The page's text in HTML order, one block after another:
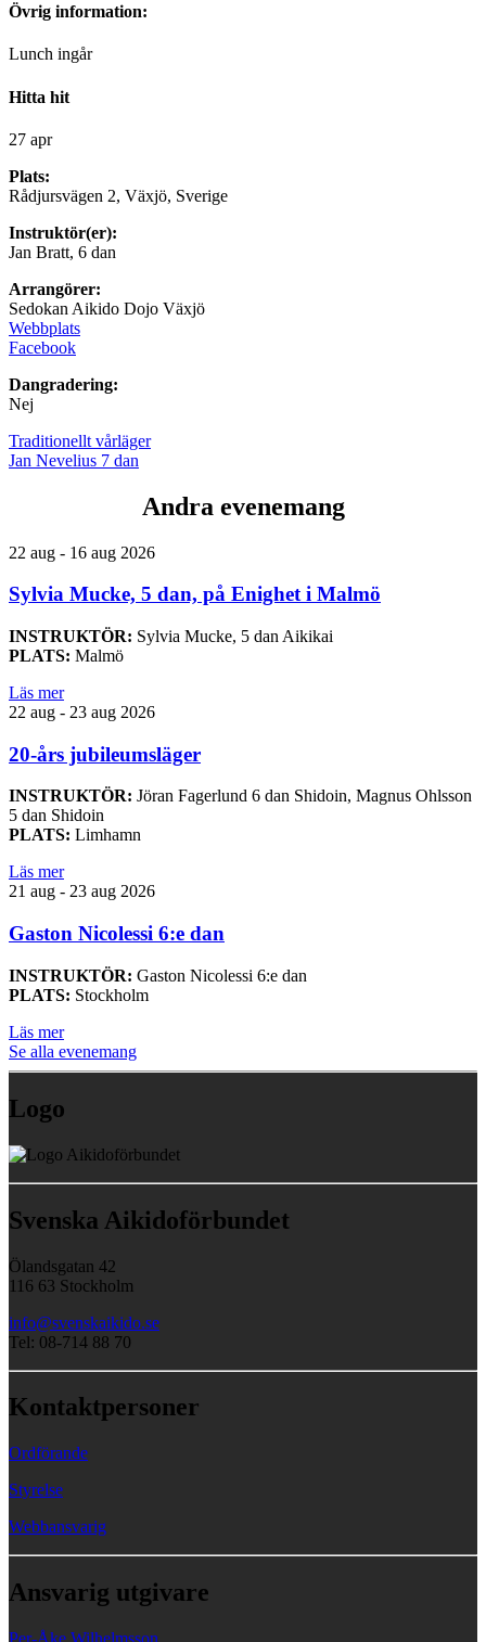
Övrig information:
Lunch ingår
Hitta hit
27 apr
Plats:
Rådjursvägen 2, Växjö, Sverige
Instruktör(er):
Jan Bratt, 6 dan
Arrangörer:
Sedokan Aikido Dojo Växjö
Webbplats
Facebook
Dangradering:
Nej
Traditionellt vårläger
Jan Nevelius 7 dan
Andra evenemang
22 aug - 16 aug 2026
Sylvia Mucke, 5 dan, på Enighet i Malmö
INSTRUKTÖR: Sylvia Mucke, 5 dan Aikikai
PLATS: Malmö
Läs mer
22 aug - 23 aug 2026
20-års jubileumsläger
INSTRUKTÖR: Jöran Fagerlund 6 dan Shidoin, Magnus Ohlsson
5 dan Shidoin
PLATS: Limhamn
Läs mer
21 aug - 23 aug 2026
Gaston Nicolessi 6:e dan
INSTRUKTÖR: Gaston Nicolessi 6:e dan
PLATS: Stockholm
Läs mer
Se alla evenemang
Logo
Svenska Aikidoförbundet
Ölandsgatan 42
116 63 Stockholm
info@svenskaikido.se
Tel: 08-714 88 70
Kontaktpersoner
Ordförande
Styrelse
Webbansvarig
Ansvarig utgivare